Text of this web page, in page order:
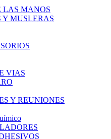
LAS MANOS
MUSLERAS
VIAS
Y REUNIONES